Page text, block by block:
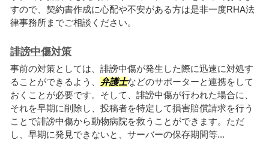
すので、契約書作成に心配や不安がある方は是非一度RHA法
律事務所までご相談ください。
誹謗中傷対策
事前の対策としては、誹謗中傷が発生した際に迅速に対処す
ることができるよう、 弁護士などのサポーターと連携をして
おくことが必要です。そして、誹謗中傷が行われた場合に、
それを早期に削除し、投稿者を特定して損害賠償請求を行う
ことで誹謗中傷から動物病院を救うことができます。ただ
し、早期に発見できないと、サーバーの保存期間等...